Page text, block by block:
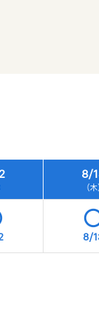
8/
（木
8/